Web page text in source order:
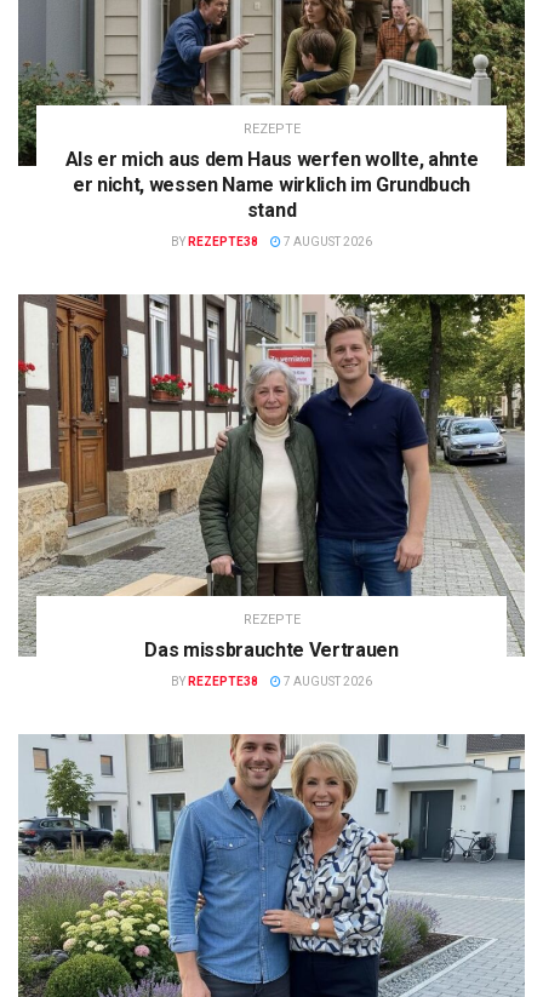
REZEPTE
Als er mich aus dem Haus werfen wollte, ahnte
er nicht, wessen Name wirklich im Grundbuch
stand
BY REZEPTE38 7 AUGUST 2026
REZEPTE
Das missbrauchte Vertrauen
BY REZEPTE38 7 AUGUST 2026